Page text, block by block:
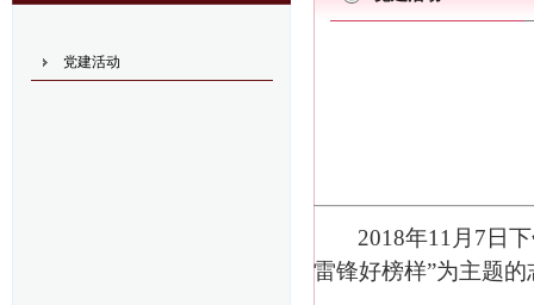
党建活动
2018年11 月 7 日
雷锋好榜样”为主题